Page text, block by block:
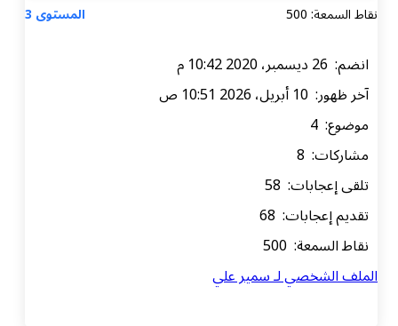
نقاط السمعة: 500 المستوى 3
انضم: 26 ديسمبر، 2020 10:42 م
آخر ظهور: 10 أبريل، 2026 10:51 ص
موضوع: 4
مشاركات: 8
تلقى إعجابات: 58
تقديم إعجابات: 68
نقاط السمعة: 500
الملف الشخصي لـ سمير علي